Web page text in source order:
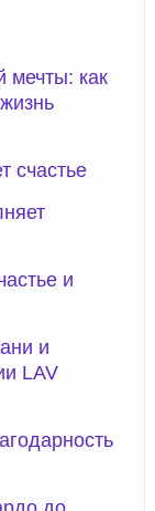
мечты: как
счастье
и
и
LAV